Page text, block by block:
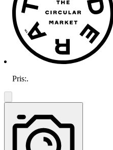
Pris:.